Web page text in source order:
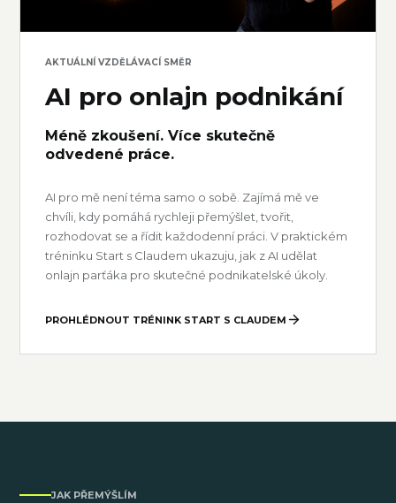
AKTUÁLNÍ VZDĚLÁVACÍ SMĚR
AI pro onlajn podnikání
Méně zkoušení. Více skutečně
odvedené práce.
AI pro mě není téma samo o sobě. Zajímá mě ve
chvíli, kdy pomáhá rychleji přemýšlet, tvořit,
rozhodovat se a řídit každodenní práci. V praktickém
tréninku Start s Claudem ukazuju, jak z AI udělat
onlajn parťáka pro skutečné podnikatelské úkoly.
PROHLÉDNOUT TRÉNINK START S CLAUDEM
JAK PŘEMÝŠLÍM